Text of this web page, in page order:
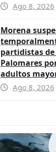
Ago 8, 2026
Morena
partidistas
Palomares
adultos
Ago 8, 2026